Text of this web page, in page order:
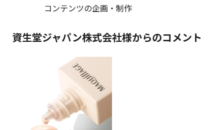
コンテンツの企画・制作
資生堂ジャパン株式会社様からのコメント